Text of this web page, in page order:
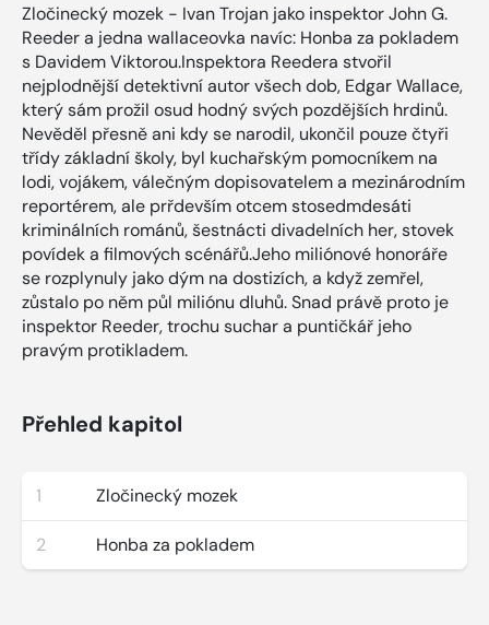
Zločinecký mozek - Ivan Trojan jako inspektor John G.
Reeder a jedna wallaceovka navíc: Honba za pokladem
s Davidem Viktorou.Inspektora Reedera stvořil
nejplodnější detektivní autor všech dob, Edgar Wallace,
který sám prožil osud hodný svých pozdějších hrdinů.
Nevěděl přesně ani kdy se narodil, ukončil pouze čtyři
třídy základní školy, byl kuchařským pomocníkem na
lodi, vojákem, válečným dopisovatelem a mezinárodním
reportérem, ale prřdevším otcem stosedmdesáti
kriminálních románů, šestnácti divadelních her, stovek
povídek a filmových scénářů.Jeho miliónové honoráře
se rozplynuly jako dým na dostizích, a když zemřel,
zůstalo po něm půl miliónu dluhů. Snad právě proto je
inspektor Reeder, trochu suchar a puntičkář jeho
pravým protikladem.
Přehled kapitol
1 Zločinecký mozek
2 Honba za pokladem